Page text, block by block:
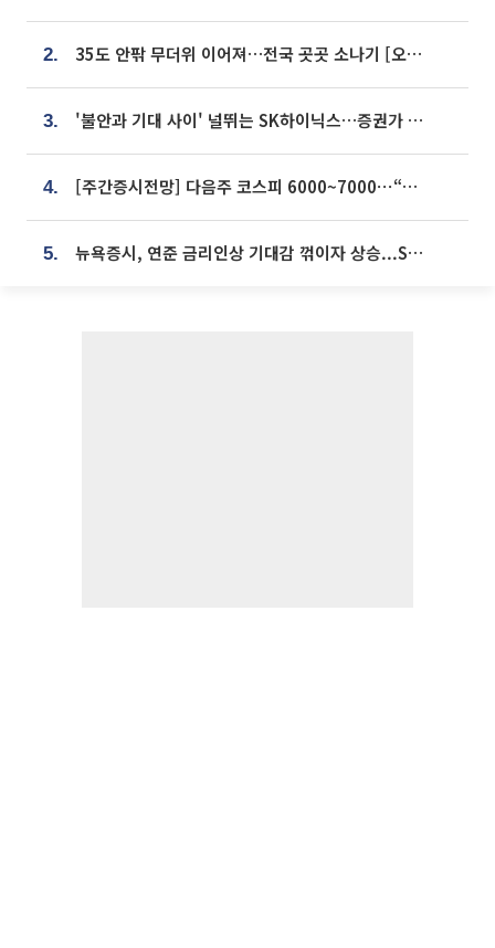
2. 35도 안팎 무더위 이어져…전국 곳곳 소나기 [오늘 날씨]
3. '불안과 기대 사이' 널뛰는 SK하이닉스…증권가 "HBM4·LTA 기반 펀터멘털 견고"
4. [주간증시전망] 다음주 코스피 6000~7000⋯“外人 수급은 정책이 변수”
5. 뉴욕증시, 연준 금리인상 기대감 꺾이자 상승...S&P500 사상 최고치 [종합]